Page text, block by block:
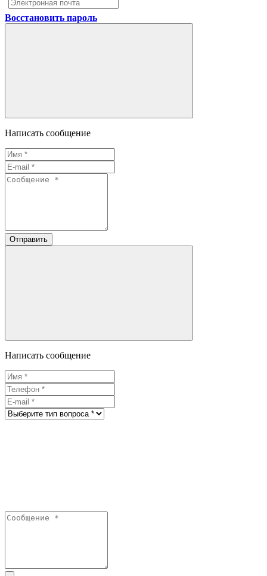
Восстановить пароль
Написать сообщение
Отправить
Написать сообщение